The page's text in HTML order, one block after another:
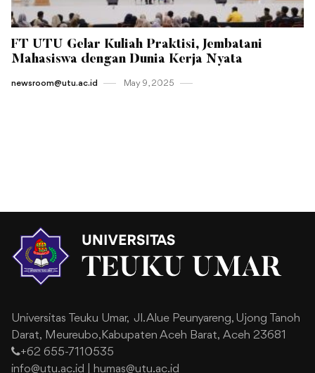
FT UTU Gelar Kuliah Praktisi, Jembatani
Mahasiswa dengan Dunia Kerja Nyata
newsroom@utu.ac.id May 9 , 2025
Universitas Teuku Umar, Jl. Alue Peunyareng, Ujong Tanoh
Darat, Meureubo,Kabupaten Aceh Barat, Aceh 23681
+62 655-7110535
info@utu.ac.id
humas@utu.ac.id